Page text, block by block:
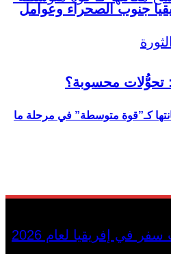
كـ”قوة متوسطة” في مرحلة ما
جنوب الصحراء وعوامل
تحوُّلات محسوبة؟